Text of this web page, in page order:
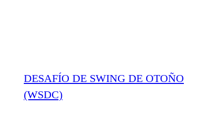
DESAFÍO DE SWING DE OTOÑO
(WSDC)